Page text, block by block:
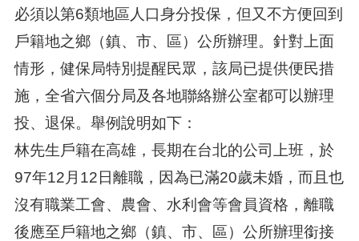
必須以第6類地區人口身分投保，但又不方便回到
戶籍地之鄉（鎮、市、區）公所辦理。針對上面
情形，健保局特別提醒民眾，該局已提供便民措
施，全省六個分局及各地聯絡辦公室都可以辦理
投、退保。舉例說明如下：
林先生戶籍在高雄，長期在台北的公司上班，於
97年12月12日離職，因為已滿20歲未婚，而且也
沒有職業工會、農會、水利會等會員資格，離職
後應至戶籍地之鄉（鎮、市、區）公所辦理銜接